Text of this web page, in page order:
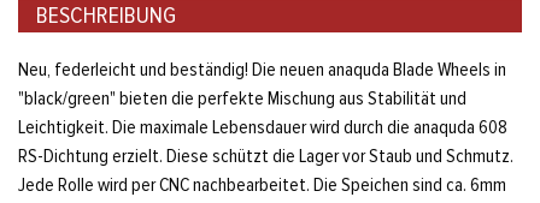
BESCHREIBUNG
Neu, federleicht und beständig! Die neuen anaquda Blade Wheels in
"black/green" bieten die perfekte Mischung aus Stabilität und
Leichtigkeit. Die maximale Lebensdauer wird durch die anaquda 608
RS-Dichtung erzielt. Diese schützt die Lager vor Staub und Schmutz.
Jede Rolle wird per CNC nachbearbeitet. Die Speichen sind ca. 6mm